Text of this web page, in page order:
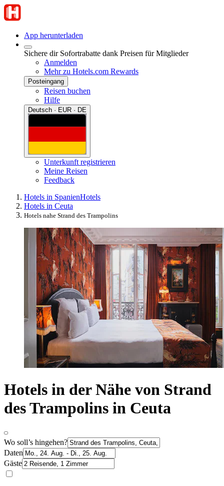
App herunterladen
Sichere dir Sofortrabatte dank Preisen für Mitglieder
Anmelden
Mehr zu Hotels.com Rewards
Posteingang
Reisen buchen
Hilfe
Deutsch · EUR · DE
Unterkunft registrieren
Meine Reisen
Feedback
Hotels in SpanienHotels
Hotels in Ceuta
Hotels nahe Strand des Trampolins
Hotels in der Nähe von Strand
des Trampolins in Ceuta
Wo soll’s hingehen?
Daten
Gäste